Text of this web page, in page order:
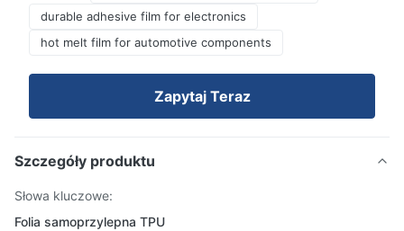
durable adhesive film for electronics
hot melt film for automotive components
Zapytaj Teraz
Szczegóły produktu
Słowa kluczowe:
Folia samoprzylepna TPU